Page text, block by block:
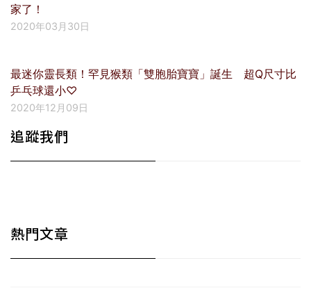
家了！
2020年03月30日
最迷你靈長類！罕見猴類「雙胞胎寶寶」誕生 超Q尺寸比
乒乓球還小♡
2020年12月09日
追蹤我們
熱門文章